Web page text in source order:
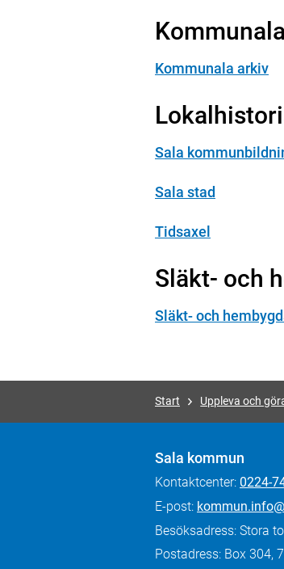
Kommunala arkiv
Sala
Sala stad
Tidsaxel
Släkt- och
Släkt- och
Start Uppleva och
Sala kommun
Kontaktcenter: 0224-
E-post:
Besöksadress: Stora
Postadress: Box 304,